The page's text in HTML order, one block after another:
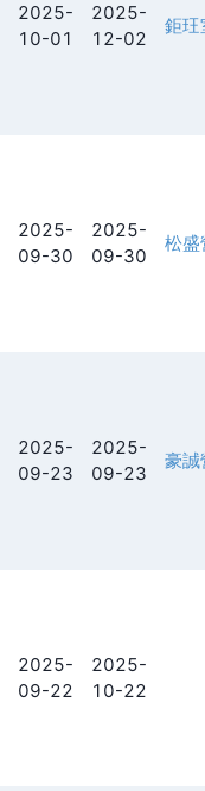
2025-
10-01
2025-
12-02
鉅玨
2025-
09-30
2025-
09-30
松盛
2025-
09-23
2025-
09-23
豪誠
2025-
09-22
2025-
10-22